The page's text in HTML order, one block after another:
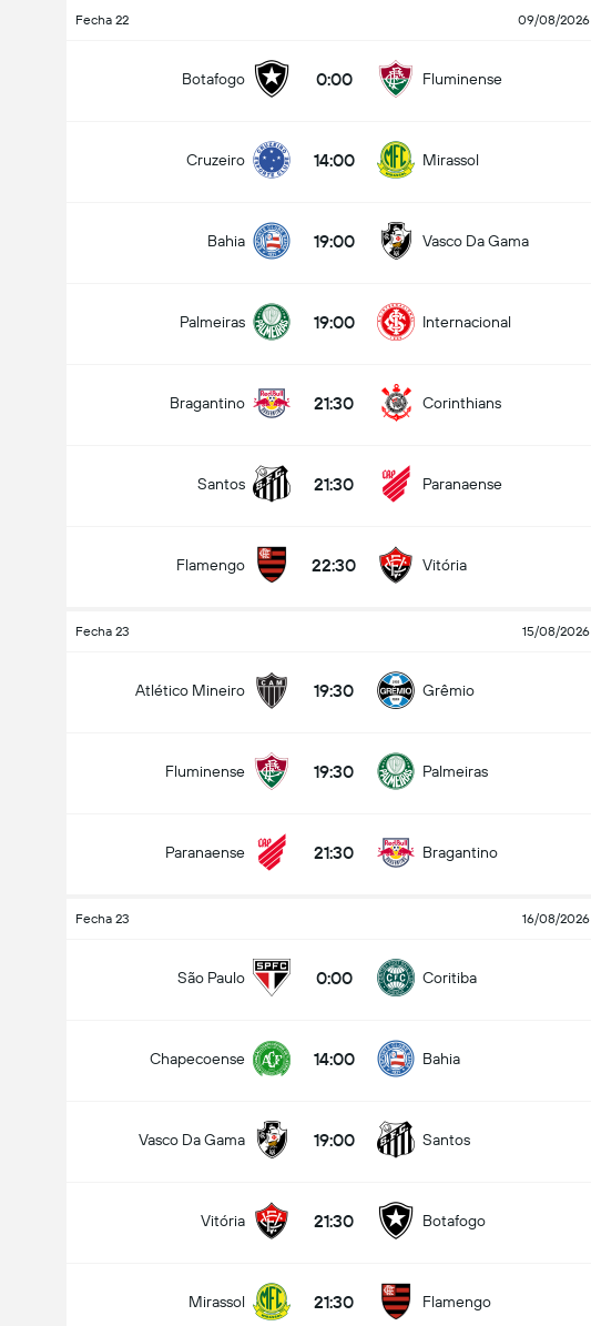
Fecha 22 09/08/2026
Botafogo 0:00 Fluminense
Cruzeiro 14:00 Mirassol
Bahia 19:00 Vasco Da Gama
Palmeiras 19:00 Internacional
Bragantino 21:30 Corinthians
Santos 21:30 Paranaense
Flamengo 22:30 Vitória
Fecha 23 15/08/2026
Atlético Mineiro 19:30 Grêmio
Fluminense 19:30 Palmeiras
Paranaense 21:30 Bragantino
Fecha 23 16/08/2026
São Paulo 0:00 Coritiba
Chapecoense 14:00 Bahia
Vasco Da Gama 19:00 Santos
Vitória 21:30 Botafogo
Mirassol 21:30 Flamengo